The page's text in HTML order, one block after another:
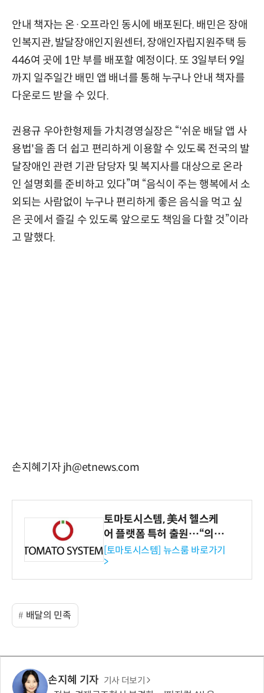
안내 책자는 온·오프라인 동시에 배포된다. 배민은 장애
인복지관, 발달장애인지원센터, 장애인자립지원주택 등
446여 곳에 1만 부를 배포할 예정이다. 또 3일부터 9일
까지 일주일간 배민 앱 배너를 통해 누구나 안내 책자를
다운로드 받을 수 있다.
권용규 우아한형제들 가치경영실장은 “'쉬운 배달 앱 사
용법'을 좀 더 쉽고 편리하게 이용할 수 있도록 전국의 발
달장애인 관련 기관 담당자 및 복지사를 대상으로 온라
인 설명회를 준비하고 있다”며 “음식이 주는 행복에서 소
외되는 사람없이 누구나 편리하게 좋은 음식을 먹고 싶
은 곳에서 즐길 수 있도록 앞으로도 책임을 다할 것”이라
고 말했다.
손지혜기자 jh@etnews.com
토마토시스템, 美서 헬스케
어 플랫폼 특허 출원…“의료
기관·보험사 공략”
[토마토시스템] 뉴스룸 바로가기
>
배달의 민족
손지혜 기자 기사 더보기